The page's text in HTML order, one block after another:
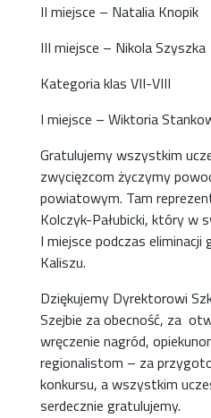
II miejsce – Natalia Knopik
III miejsce – Nikola Szyszka
Kategoria klas VII-VIII
I miejsce – Wiktoria
Gratulujemy wszystkim
zwycięzcom życzymy
powiatowym. Tam
Kolczyk-Pałubicki, który w
I miejsce podczas
Kaliszu.
Dziękujemy Dyrektorowi
Szejbie za obecność, za
wręczenie nagród,
regionalistom – za
konkursu, a wszystkim
serdecznie gratulujemy.